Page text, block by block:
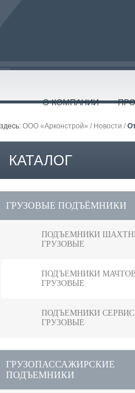
О КОМПАНИИ
здесь: ООО «Арконстрой» / Новости /
КАТАЛОГ
ПРОДУКЦИИ
ГРУЗОВЫЕ ПОДЪЁМНИКИ
ПОДЪЕМНИКИ
ГРУЗОВЫЕ
ПОДЪЕМНИКИ
ГРУЗОВЫЕ
ПОДЪЕМНИКИ
ГРУЗОВЫЕ
ГРУЗОПАССАЖИРСКИЕ
ПОДЪЕМНИКИ